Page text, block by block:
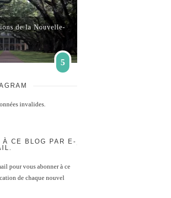
de la Nouvelle-
5
invalides.
À CE BLOG PAR E-
pour vous abonner à ce
de chaque nouvel